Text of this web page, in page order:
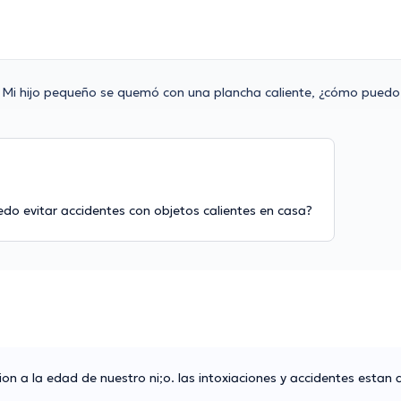
Mi hijo pequeño se quemó con una plancha caliente, ¿cómo
evitar accidentes con objetos calientes en casa?
a la edad de nuestro ni;o. las intoxiaciones y accidentes estan